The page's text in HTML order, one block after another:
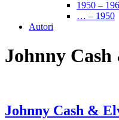
1950 –
… – 1950
Autori
Johnny
Johnny Cash &